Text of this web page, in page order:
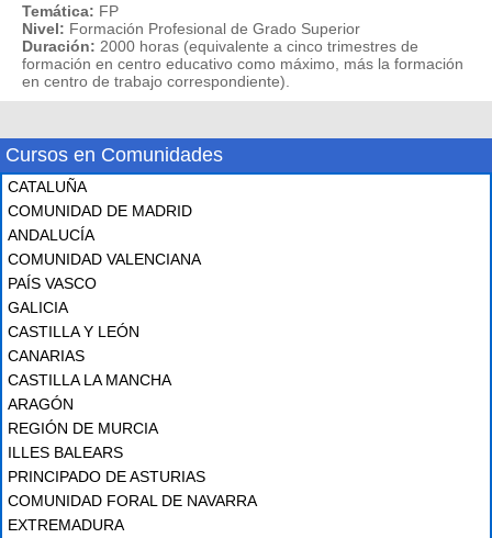
Temática: FP
Nivel: Formación Profesional de Grado Superior
Duración: 2000 horas (equivalente a cinco trimestres de
formación en centro educativo como máximo, más la formación
en centro de trabajo correspondiente).
Cursos en Comunidades
CATALUÑA
COMUNIDAD DE MADRID
ANDALUCÍA
COMUNIDAD VALENCIANA
PAÍS VASCO
GALICIA
CASTILLA Y LEÓN
CANARIAS
CASTILLA LA MANCHA
ARAGÓN
REGIÓN DE MURCIA
ILLES BALEARS
PRINCIPADO DE ASTURIAS
COMUNIDAD FORAL DE NAVARRA
EXTREMADURA